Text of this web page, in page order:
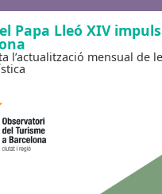
Papa Lleó XIV
l’actualització mensual de